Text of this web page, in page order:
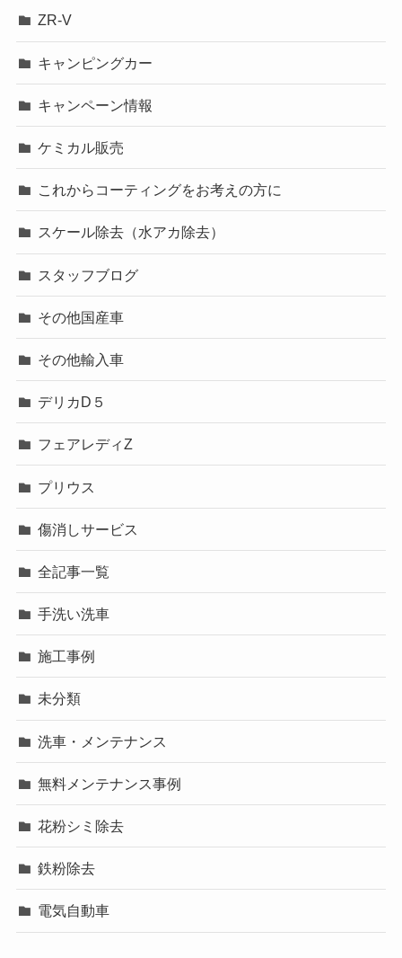
ZR-V
キャンピングカー
キャンペーン情報
ケミカル販売
これからコーティングをお考えの方に
スケール除去（水アカ除去）
スタッフブログ
その他国産車
その他輸入車
デリカD５
フェアレディZ
プリウス
傷消しサービス
全記事一覧
手洗い洗車
施工事例
未分類
洗車・メンテナンス
無料メンテナンス事例
花粉シミ除去
鉄粉除去
電気自動車